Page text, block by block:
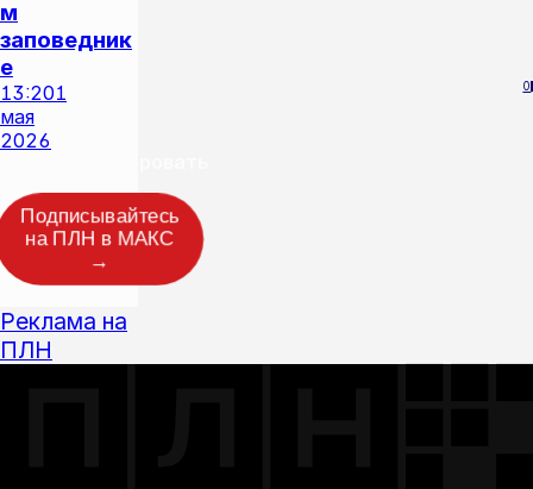
м
заповедник
е
13:201
мая
2026
0
Подписывайтесь
на ПЛН в МАКС
→
Реклама на
ПЛН